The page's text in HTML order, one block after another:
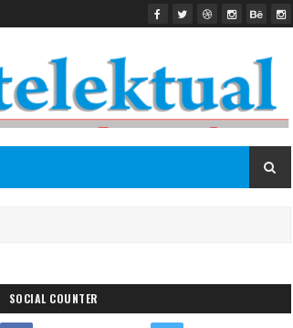
SOCIAL COUNTER